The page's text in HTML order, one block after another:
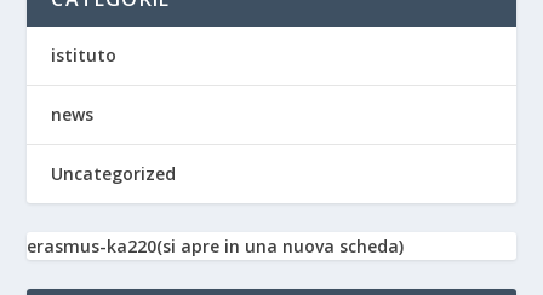
istituto
news
Uncategorized
erasmus-ka220(si apre in una nuova scheda)